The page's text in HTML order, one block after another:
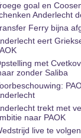
goal en
Anderlecht
Ferry bijna
eert
met
zonder Saliba
trekt met
naar PAOK
live te